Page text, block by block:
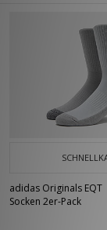
adidas Originals EQT
Socken 2er-Pack